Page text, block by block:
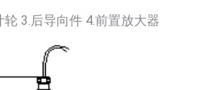
轮 3.后导向件 4.前置放大器